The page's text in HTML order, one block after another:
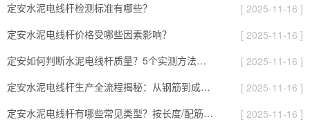
定安水泥电线杆检测标准有哪些？
[ 2025-11-16 ]
定安水泥电线杆价格受哪些因素影响？
[ 2025-11-16 ]
定安如何判断水泥电线杆质量？5个实测方法，避开劣质杆的“隐形坑”
[ 2025-11-16 ]
定安水泥电线杆生产全流程揭秘：从钢筋到成品，要过8道“耐用关”
[ 2025-11-16 ]
定安水泥电线杆有哪些常见类型？按长度/配筋/表面分，对应不同场景
[ 2025-11-16 ]